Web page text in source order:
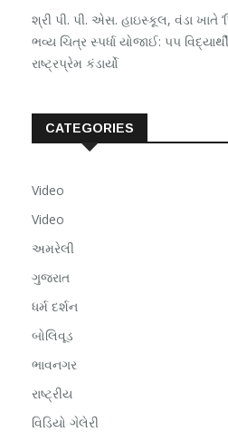
શ્રી પી. પી. એસ. હાઇસ્કૂલ, વંડા ખાતે
ભવ્ય ચિત્ર સ્પર્ધા યોજાઈ: ૫૫
રાષ્ટ્રપ્રેમ કંડાર્યો
CATEGORIES
Video
Video
અમરેલી
ગુજરાત
ધર્મ દર્શન
બોલિવૂડ
ભાવનગર
રાષ્ટ્રીય
વિડિયો ગેલેરી